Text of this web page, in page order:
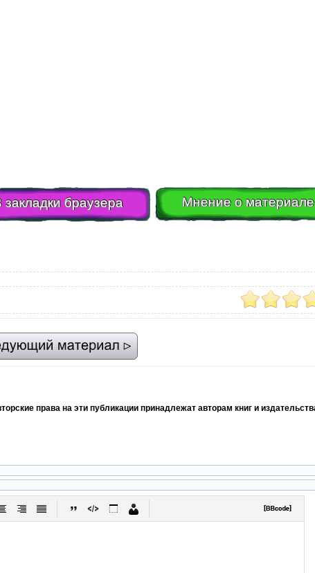
закладки браузера Мнение о материале
права на эти публикации принадлежат авторам книг и